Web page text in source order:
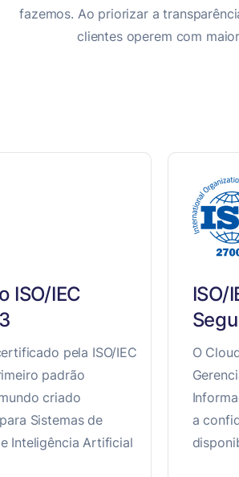
fazemos. Ao priorizar a
clientes operem com
ISO/IEC
pela ISO/IEC
padrão
criado
Sistemas de
Inteligência Artificial
ISO/
O
a